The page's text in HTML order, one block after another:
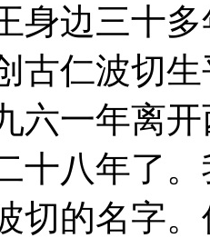
身边三十
古仁波切
六一年离
十八年了。
切的名字